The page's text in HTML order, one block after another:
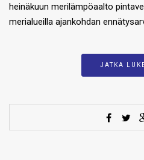
heinäkuun merilämpöaalto
merialueilla ajankohdan
JATKA